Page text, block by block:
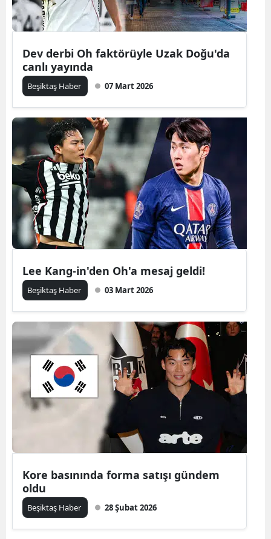
Dev derbi Oh faktörüyle Uzak Doğu'da
canlı yayında
Beşiktaş Haber 07 Mart 2026
Lee Kang-in'den Oh'a mesaj geldi!
Beşiktaş Haber 03 Mart 2026
Kore basınında forma satışı gündem
oldu
Beşiktaş Haber 28 Şubat 2026